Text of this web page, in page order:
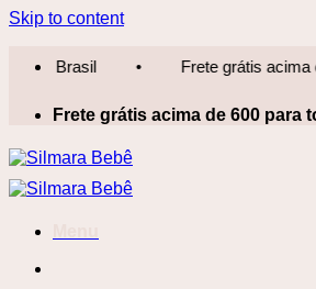
Skip to content
Frete grátis acima de R$600 • Entrega
Frete grátis acima de 600 para